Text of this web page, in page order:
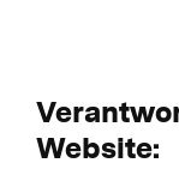
Website: